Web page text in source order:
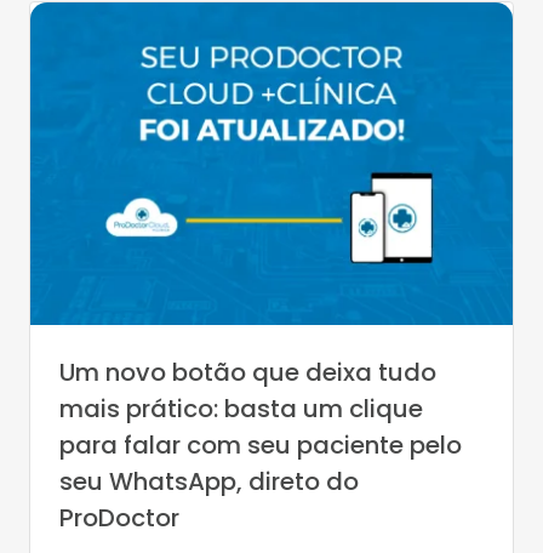
Um novo botão que deixa tudo
mais prático: basta um clique
para falar com seu paciente pelo
seu WhatsApp, direto do
ProDoctor